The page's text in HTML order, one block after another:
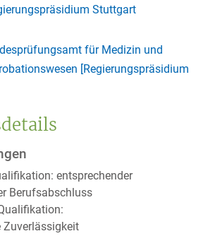
Stuttgart
für Medizin und
[Regierungspräsidium
entsprechender
Berufsabschluss
Zuverlässigkeit